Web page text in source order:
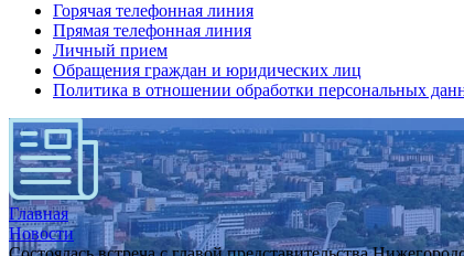
Горячая телефонная линия
Прямая телефонная линия
Личный прием
Обращения граждан и юридических лиц
Политика в отношении обработки персональных
Главная
Новости